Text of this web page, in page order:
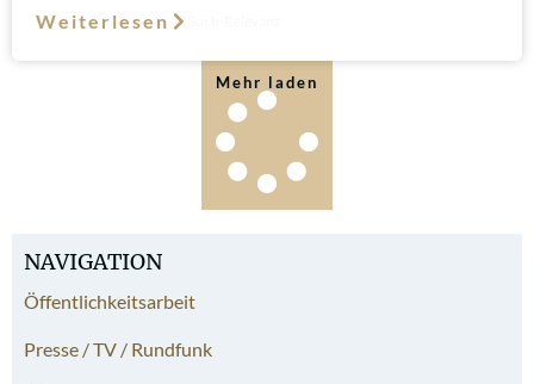
NAVIGATION
Öffentlichkeitsarbeit
Presse / TV / Rundfunk
Weiterlesen
Mehr laden